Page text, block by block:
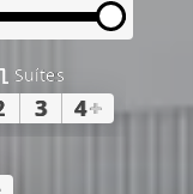
Suítes
3 4+